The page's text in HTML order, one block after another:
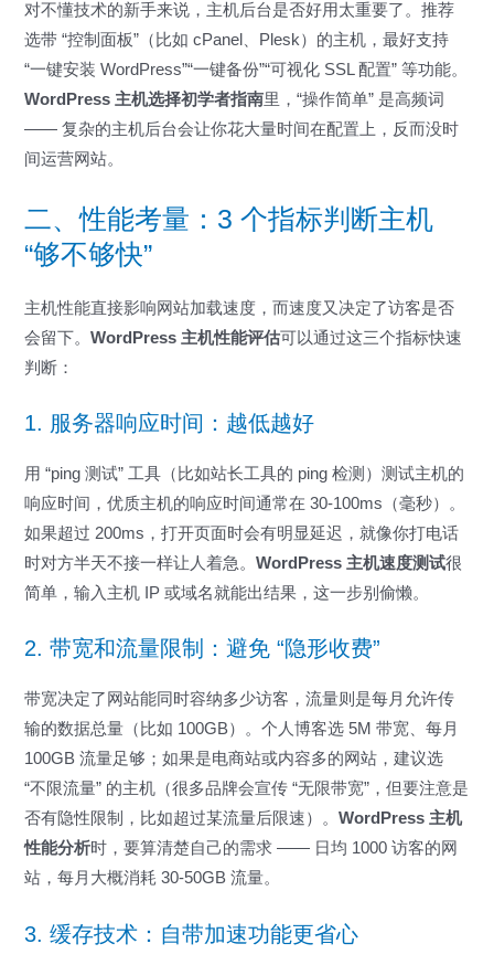
对不懂技术的新手来说，主机后台是否好用太重要了。推荐
选带 “控制面板”（比如 cPanel、Plesk）的主机，最好支持
“一键安装 WordPress”“一键备份”“可视化 SSL 配置” 等功能。
WordPress 主机选择初学者指南里，“操作简单” 是高频词
—— 复杂的主机后台会让你花大量时间在配置上，反而没时
间运营网站。
二、性能考量：3 个指标判断主机
“够不够快”
主机性能直接影响网站加载速度，而速度又决定了访客是否
会留下。WordPress 主机性能评估可以通过这三个指标快速
判断：
1. 服务器响应时间：越低越好
用 “ping 测试” 工具（比如站长工具的 ping 检测）测试主机的
响应时间，优质主机的响应时间通常在 30-100ms（毫秒）。
如果超过 200ms，打开页面时会有明显延迟，就像你打电话
时对方半天不接一样让人着急。WordPress 主机速度测试很
简单，输入主机 IP 或域名就能出结果，这一步别偷懒。
2. 带宽和流量限制：避免 “隐形收费”
带宽决定了网站能同时容纳多少访客，流量则是每月允许传
输的数据总量（比如 100GB）。个人博客选 5M 带宽、每月
100GB 流量足够；如果是电商站或内容多的网站，建议选
“不限流量” 的主机（很多品牌会宣传 “无限带宽”，但要注意是
否有隐性限制，比如超过某流量后限速）。WordPress 主机
性能分析时，要算清楚自己的需求 —— 日均 1000 访客的网
站，每月大概消耗 30-50GB 流量。
3. 缓存技术：自带加速功能更省心